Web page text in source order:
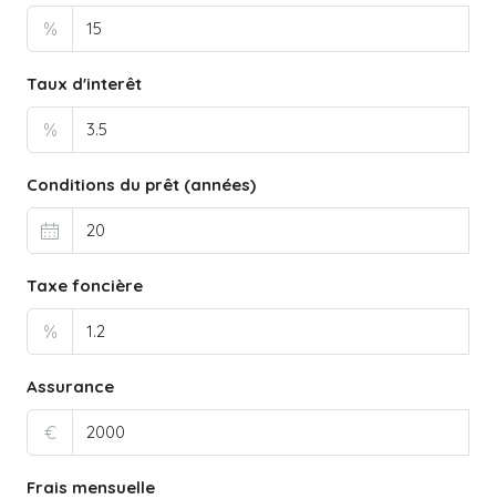
%
Taux d'interêt
%
Conditions du prêt (années)
Taxe foncière
%
Assurance
€
Frais mensuelle